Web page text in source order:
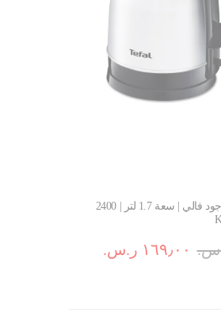
غلاية كهربائية | جود فالي | سعة 1.7 لتر | 2400
١٦٩٫٠٠ ر.س.‏